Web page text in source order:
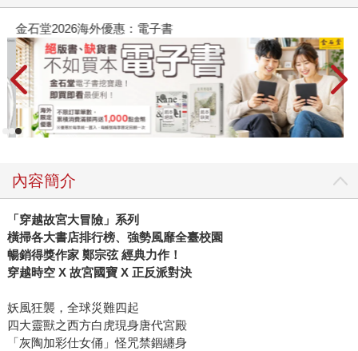
金石堂2026海外優惠：電子書
內容簡介
「穿越故宮大冒險」系列
橫掃各大書店排行榜、強勢風靡全臺校園
暢銷得獎作家 鄭宗弦 經典力作！
穿越時空 X 故宮國寶 X 正反派對決
妖風狂襲，全球災難四起
四大靈獸之西方白虎現身唐代宮殿
「灰陶加彩仕女俑」怪咒禁錮纏身